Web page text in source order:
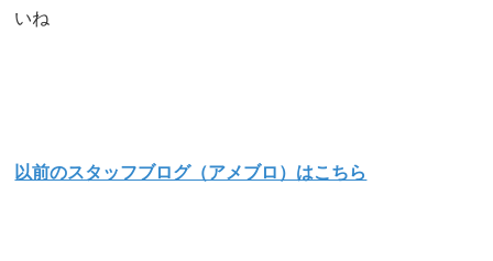
いね
以前のスタッフブログ（アメブロ）はこちら